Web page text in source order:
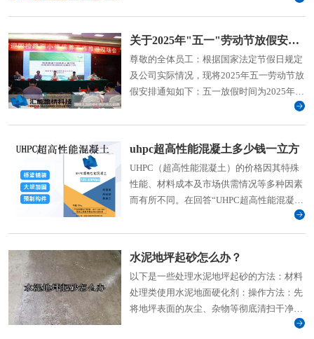
关于2025年"五一"劳动节放假安排的通知
尊敬的全体员工：根据国家法定节假日规定
及公司实际情况，现将2025年五一劳动节放
假安排通知如下：五一放假时间为2025年5
月1日(星期四)至5日（星期一）放假共5天，
2025年5月6日(周二)上班。
uhpc超高性能混凝土多少钱一立方
UHPC（超高性能混凝土）的价格因其特殊
性能、材料成本及市场供需情况等多种因素
而有所不同。在回答“UHPC超高性能混凝土
水泥地坪起砂怎么办？
以下是一些处理水泥地坪起砂的方法：材料
处理类使用水泥地面硬化剂：操作方法：先
将地坪表面的灰尘、杂物等彻底清扫干净，